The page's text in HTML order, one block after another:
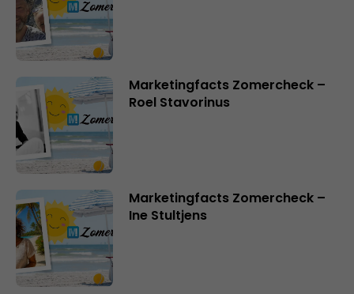
Marketingfacts Zomercheck –
Roel Stavorinus
Marketingfacts Zomercheck –
Ine Stultjens